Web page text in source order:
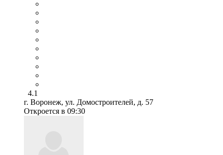
4.1
г. Воронеж, ул. Домостроителей, д. 57
Откроется в 09:30